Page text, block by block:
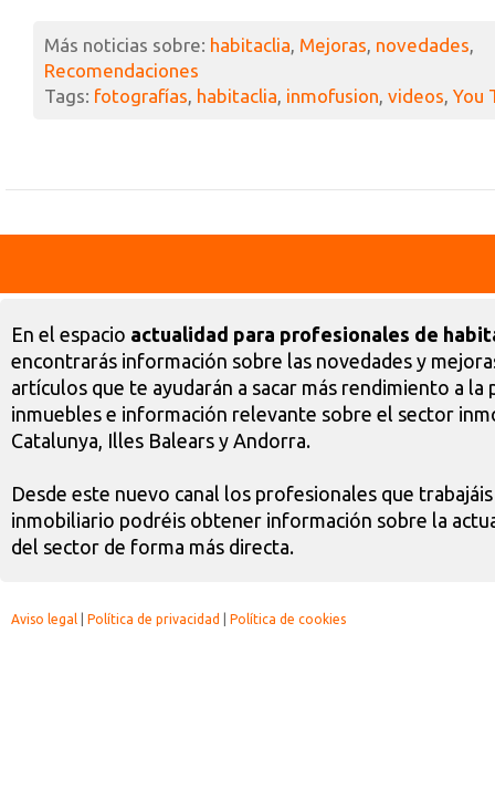
Más noticias sobre: habitaclia, Mejoras, novedades,
Recomendaciones
Tags: fotografías, habitaclia, inmofusion, videos, You
En el espacio actualidad para profesionales de
encontrarás información sobre las novedades y
artículos que te ayudarán a sacar más rendimiento a la
inmuebles e información relevante sobre el sector
Catalunya, Illes Balears y Andorra.
Desde este nuevo canal los profesionales que
inmobiliario podréis obtener información sobre la
del sector de forma más directa.
Aviso legal Política de privacidad Política de cookies